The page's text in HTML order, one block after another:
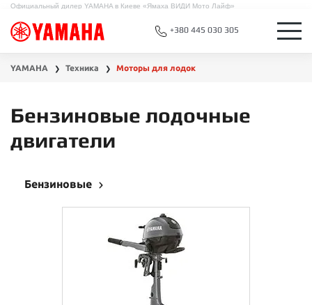
Официальный дилер YAMAHA в Киеве «Ямаха ВИДИ Мото Лайф»
+380 445 030 305
YAMAHA ❯ Техника ❯ Моторы для лодок
Бензиновые лодочные
двигатели
Бензиновые